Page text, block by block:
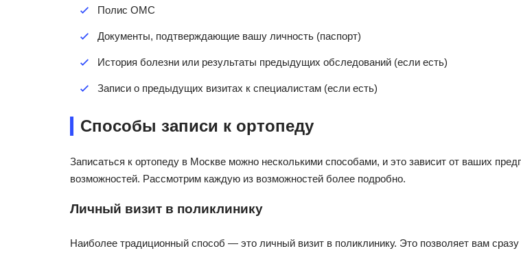
Полис ОМС
Документы, подтверждающие вашу личность (паспорт)
История болезни или результаты предыдущих обследований (если есть)
Записи о предыдущих визитах к специалистам (если есть)
Способы записи к ортопеду
Записаться к ортопеду в Москве можно несколькими способами, и это зависит от ваших
возможностей. Рассмотрим каждую из возможностей более подробно.
Личный визит в поликлинику
Наиболее традиционный способ — это личный визит в поликлинику. Это позволяет вам